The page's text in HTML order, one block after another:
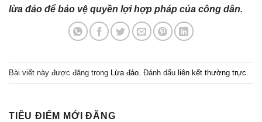
lừa đảo để bảo vệ quyền lợi hợp pháp của công dân.
Bài viết này được đăng trong Lừa đảo . Đánh dấu liên kết thường trực
TIÊU ĐIỂM MỚI ĐĂNG